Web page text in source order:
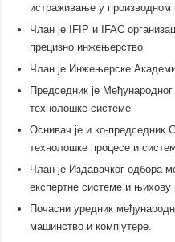
истраживање у
Члан је IFIP и IFAC
прецизно инжењерство
Члан је Инжењерске
Председник је
технолошке системе
Оснивач је и ко-председник
технолошке процесе и
Члан је Издавачког одбора
експертне системе и
Почасни уредник
машинство и компјутере.